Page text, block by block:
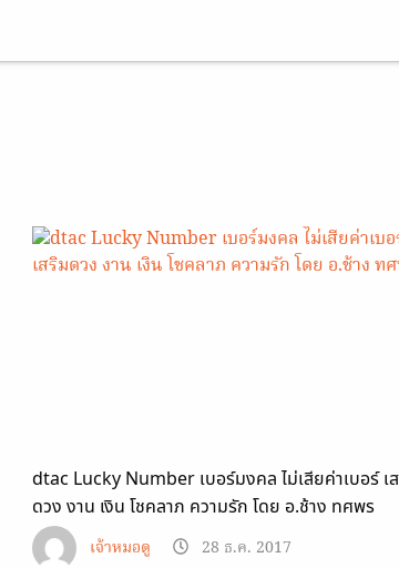
dtac Lucky Number เบอร์มงคล ไม่เสียค่าเบอร์ เ
ดวง งาน เงิน โชคลาภ ความรัก โดย อ.ช้าง ทศพร
เจ้าหมอดู
28 ธ.ค. 2017